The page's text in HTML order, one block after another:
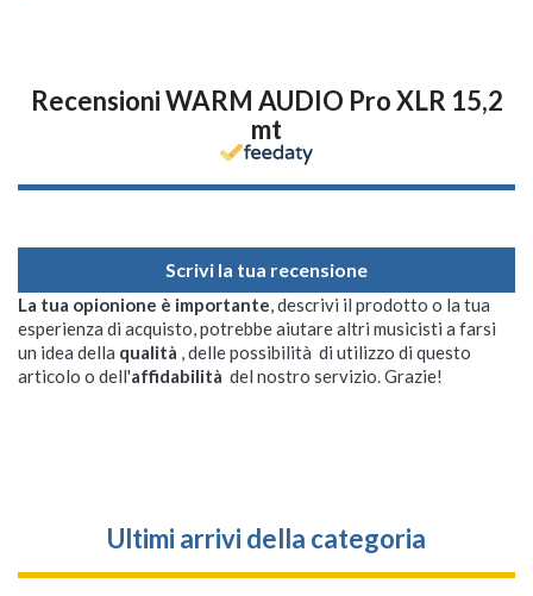
Recensioni WARM AUDIO Pro XLR 15,2
mt
Scrivi la tua recensione
La tua opionione è importante, descrivi il prodotto o la tua
esperienza di acquisto, potrebbe aiutare altri musicisti a farsi
un idea della qualità , delle possibilità di utilizzo di questo
articolo o dell'affidabilità del nostro servizio. Grazie!
Ultimi arrivi della categoria